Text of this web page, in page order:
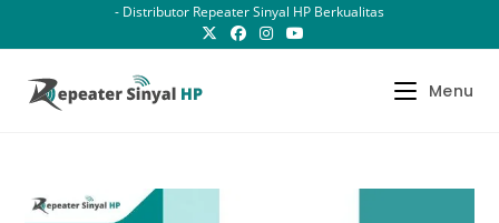
- Distributor Repeater Sinyal HP Berkualitas
Menu